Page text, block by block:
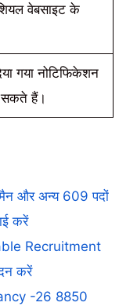
वेबसाइट के
गया नोटिफिकेशन
सकते हैं।
और अन्य 609 पदों
करें
Recruitment
करें
-26 8850